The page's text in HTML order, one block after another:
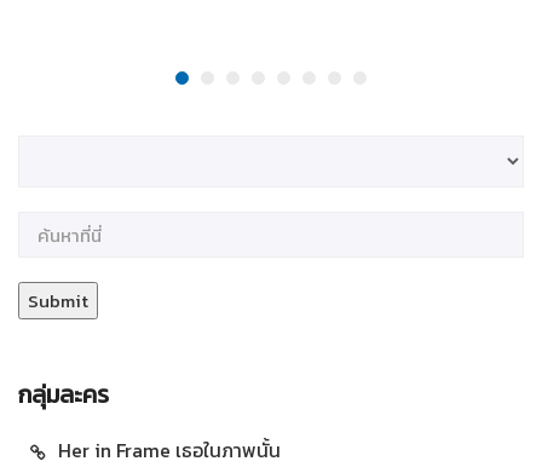
กลุ่มละคร
Her in Frame เธอในภาพนั้น